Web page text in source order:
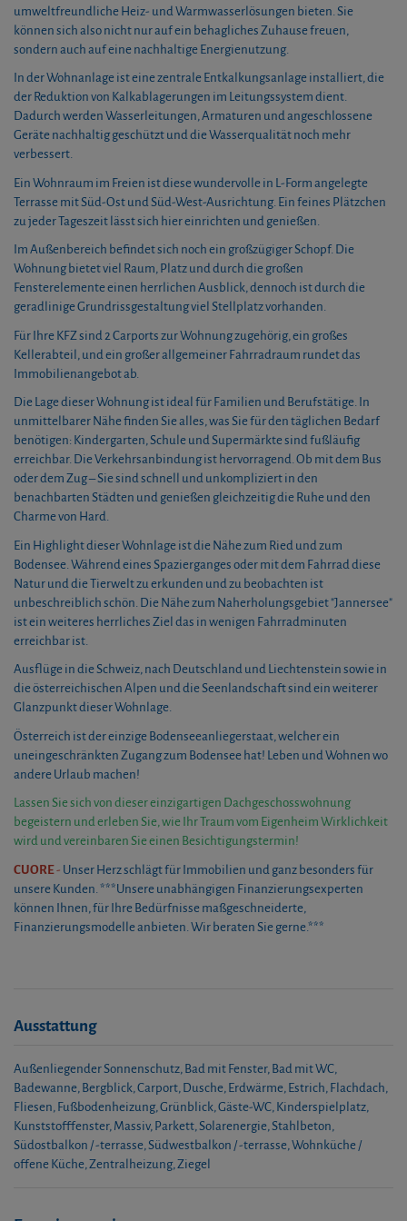
umweltfreundliche Heiz- und Warmwasserlösungen bieten. Sie
können sich also nicht nur auf ein behagliches Zuhause freuen,
sondern auch auf eine nachhaltige Energienutzung.
In der Wohnanlage ist eine zentrale Entkalkungsanlage installiert, die
der Reduktion von Kalkablagerungen im Leitungssystem dient.
Dadurch werden Wasserleitungen, Armaturen und angeschlossene
Geräte nachhaltig geschützt und die Wasserqualität noch mehr
verbessert.
Ein Wohnraum im Freien ist diese wundervolle in L-Form angelegte
Terrasse mit Süd-Ost und Süd-West-Ausrichtung. Ein feines Plätzchen
zu jeder Tageszeit lässt sich hier einrichten und genießen.
Im Außenbereich befindet sich noch ein großzügiger Schopf. Die
Wohnung bietet viel Raum, Platz und durch die großen
Fensterelemente einen herrlichen Ausblick, dennoch ist durch die
geradlinige Grundrissgestaltung viel Stellplatz vorhanden.
Für Ihre KFZ sind 2 Carports zur Wohnung zugehörig, ein großes
Kellerabteil, und ein großer allgemeiner Fahrradraum rundet das
Immobilienangebot ab.
Die Lage dieser Wohnung ist ideal für Familien und Berufstätige. In
unmittelbarer Nähe finden Sie alles, was Sie für den täglichen Bedarf
benötigen: Kindergarten, Schule und Supermärkte sind fußläufig
erreichbar. Die Verkehrsanbindung ist hervorragend. Ob mit dem Bus
oder dem Zug – Sie sind schnell und unkompliziert in den
benachbarten Städten und genießen gleichzeitig die Ruhe und den
Charme von Hard.
Ein Highlight dieser Wohnlage ist die Nähe zum Ried und zum
Bodensee. Während eines Spazierganges oder mit dem Fahrrad diese
Natur und die Tierwelt zu erkunden und zu beobachten ist
unbeschreiblich schön. Die Nähe zum Naherholungsgebiet "Jannersee"
ist ein weiteres herrliches Ziel das in wenigen Fahrradminuten
erreichbar ist.
Ausflüge in die Schweiz, nach Deutschland und Liechtenstein sowie in
die österreichischen Alpen und die Seenlandschaft sind ein weiterer
Glanzpunkt dieser Wohnlage.
Österreich ist der einzige Bodenseeanliegerstaat, welcher ein
uneingeschränkten Zugang zum Bodensee hat! Leben und Wohnen wo
andere Urlaub machen!
Lassen Sie sich von dieser einzigartigen Dachgeschosswohnung
begeistern und erleben Sie, wie Ihr Traum vom Eigenheim Wirklichkeit
wird und vereinbaren Sie einen Besichtigungstermin!
CUORE- Unser Herz schlägt für Immobilien und ganz besonders für
unsere Kunden. ***Unsere unabhängigen Finanzierungsexperten
können Ihnen, für Ihre Bedürfnisse maßgeschneiderte,
Finanzierungsmodelle anbieten. Wir beraten Sie gerne.***
Ausstattung
Außenliegender Sonnenschutz Bad mit Fenster Bad mit WC
Badewanne Bergblick Carport Dusche Erdwärme Estrich Flachdach
Fliesen Fußbodenheizung Grünblick Gäste-WC Kinderspielplatz
Kunststofffenster Massiv Parkett Solarenergie Stahlbeton
Südostbalkon / -terrasse Südwestbalkon / -terrasse Wohnküche /
offene Küche Zentralheizung Ziegel